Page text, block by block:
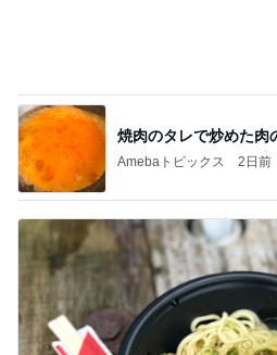
有名鮨店の大将も足繫く通う店
Amebaトピックス
記事を読
20年以上使って気付い
Amebaトピックス 2日前